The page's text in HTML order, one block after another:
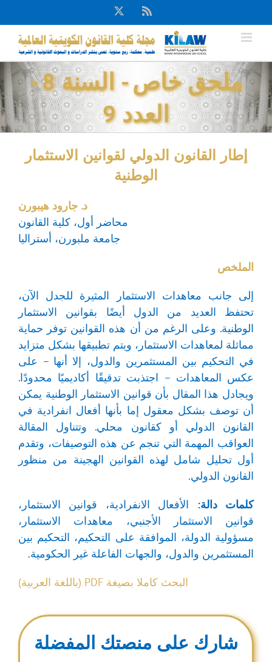
to
content
Rss
X
ملحق خاص - السنة 8 -
العدد 9
إطار القانون الدولي لقوانين الاستثمار
الوطنية
د. جارود هيبورن
محاضر أول، كلية القانون
جامعة ملبورن، أستراليا
الملخص
إلى جانب معاهدات الاستثمار المثيرة للجدل الآن،
تحتفظ العديد من الدول أيضًا بقوانين الاستثمار
الوطنية. وعلى الرغم من أن هذه القوانين توفر حماية
مماثلة لمعاهدات الاستثمار، ويتم تطبيقها بشكل متزايد
في التحكيم بين المستثمرين والدول، إلا أنها – على
عكس المعاهدات – اجتذبت تدقيقًا أكاديميًا محدودًا.
ويجادل هذا المقال بأن قوانين الاستثمار الوطنية يمكن
أن توصف بشكل معقول إما بأنها أفعال انفرادية في
القانون الدولي أو كقانون محلي. وتتناول المقالة
العواقب المهمة التي تنجم عن هذه التوصيفات، وتقدم
أول تحليل شامل لهذه القوانين الهجينة من منظور
القانون الدولي.
كلمات دالة: الأفعال الانفرادية، قوانين الاستثمار،
قوانين الاستثمار الأجنبي، معاهدات الاستثمار،
مسؤولية الدولة، الموافقة على التحكيم، التحكيم بين
المستثمرين والدول، والجهات الفاعلة غير الحكومية.
البحث كاملا بصيغة PDF (باللغة العربية)
شارك على منصتك المفضلة